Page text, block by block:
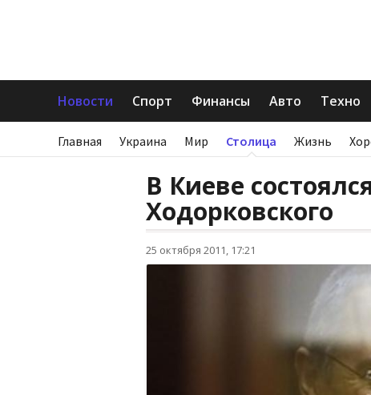
Новости Спорт Финансы Авто Техно
Главная Украина Мир Столица Жизнь
В Киеве
Ходорковского
25 октября 2011, 17:21